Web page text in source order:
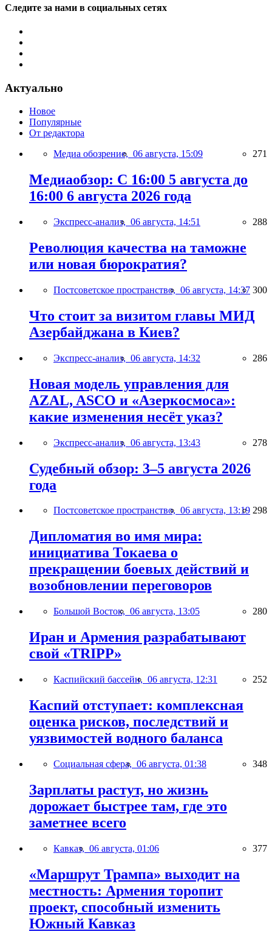
Следите за нами в социальных сетях
Актуально
Новое
Популярные
От редактора
Медиа обозрение, 06 августа, 15:09 271
Медиаобзор: С 16:00 5 августа до
16:00 6 августа 2026 года
Экспресс-анализ, 06 августа, 14:51 288
Революция качества на таможне
или новая бюрократия?
Постсоветское пространство, 06 августа, 14:37 300
Что стоит за визитом главы МИД
Азербайджана в Киев?
Экспресс-анализ, 06 августа, 14:32 286
Новая модель управления для
AZAL, ASCO и «Азеркосмоса»:
какие изменения несёт указ?
Экспресс-анализ, 06 августа, 13:43 278
Судебный обзор: 3–5 августа 2026
года
Постсоветское пространство, 06 августа, 13:19 298
Дипломатия во имя мира:
инициатива Токаева о
прекращении боевых действий и
возобновлении переговоров
Большой Восток, 06 августа, 13:05 280
Иран и Армения разрабатывают
свой «TRIPP»
Каспийский бассейн, 06 августа, 12:31 252
Каспий отступает: комплексная
оценка рисков, последствий и
уязвимостей водного баланса
Социальная сфера, 06 августа, 01:38 348
Зарплаты растут, но жизнь
дорожает быстрее там, где это
заметнее всего
Кавказ, 06 августа, 01:06 377
«Маршрут Трампа» выходит на
местность: Армения торопит
проект, способный изменить
Южный Кавказ